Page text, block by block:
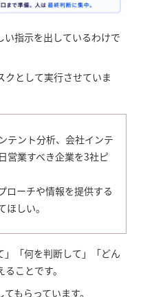
い指示を出しているわけで
クとして実行させていま
テント分析、会社インテ
営業すべき企業を3社ピ
ローチや情報を提供する
しい。
「何を判断して」「どん
ことです。
もらっています。